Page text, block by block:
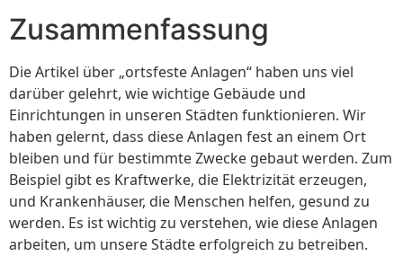
Zusammenfassung
Die Artikel über „ortsfeste Anlagen“ haben uns viel
darüber gelehrt, wie wichtige Gebäude und
Einrichtungen in unseren Städten funktionieren. Wir
haben gelernt, dass diese Anlagen fest an einem Ort
bleiben und für bestimmte Zwecke gebaut werden. Zum
Beispiel gibt es Kraftwerke, die Elektrizität erzeugen,
und Krankenhäuser, die Menschen helfen, gesund zu
werden. Es ist wichtig zu verstehen, wie diese Anlagen
arbeiten, um unsere Städte erfolgreich zu betreiben.